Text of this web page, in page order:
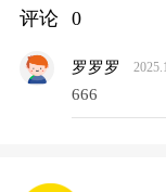
评论 0
罗罗罗
666